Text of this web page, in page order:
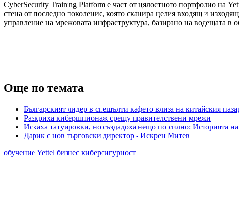
CyberSecurity Training Platform е част от цялостното портфолио на
стена от последно поколение, която сканира целия входящ и
управление на мрежовата инфраструктура, базирано на водещата в
Още по темата
Българският лидер в спешълти кафето влиза на китайския
Разкриха кибершпионаж срещу правителствени мрежи
Искаха татуировки, но създадоха нещо по-силно: Историята
Дарик с нов търговски директор - Искрен Митев
обучение Yettel бизнес киберсигурност